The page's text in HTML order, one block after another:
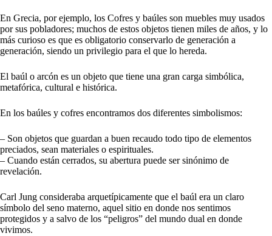
En Grecia, por ejemplo, los Cofres y baúles son muebles muy usados
por sus pobladores; muchos de estos objetos tienen miles de años, y lo
más curioso es que es obligatorio conservarlo de generación a
generación, siendo un privilegio para el que lo hereda.
El baúl o arcón es un objeto que tiene una gran carga simbólica,
metafórica, cultural e histórica.
En los baúles y cofres encontramos dos diferentes simbolismos:
– Son objetos que guardan a buen recaudo todo tipo de elementos
preciados, sean materiales o espirituales.
– Cuando están cerrados, su abertura puede ser sinónimo de
revelación.
Carl Jung consideraba arquetípicamente que el baúl era un claro
símbolo del seno materno, aquel sitio en donde nos sentimos
protegidos y a salvo de los “peligros” del mundo dual en donde
vivimos.